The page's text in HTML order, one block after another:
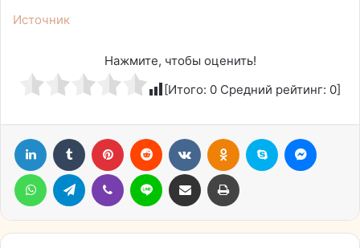
Источник
Нажмите, чтобы оценить!
[Итого: 0 Средний рейтинг: 0]
LinkedIn Tumblr Pinterest Reddit ВконтактеОдноклассники
Skype
WhatsAppTelegram Viber Line Поделиться через электронную почту Печатать